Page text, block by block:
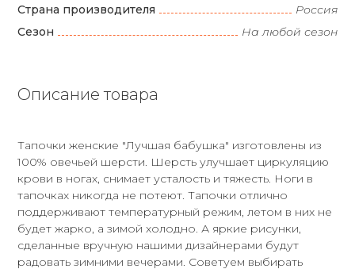
Страна производителя
Россия
Сезон
На любой сезон
Описание товара
Тапочки женские "Лучшая бабушка" изготовлены из
100% овечьей шерсти. Шерсть улучшает циркуляцию
крови в ногах, снимает усталость и тяжесть. Ноги в
тапочках никогда не потеют. Тапочки отлично
поддерживают температурный режим, летом в них не
будет жарко, а зимой холодно. А яркие рисунки,
сделанные вручную нашими дизайнерами будут
радовать зимними вечерами. Советуем выбирать